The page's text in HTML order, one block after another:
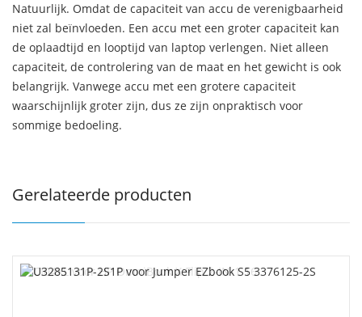
Natuurlijk. Omdat de capaciteit van accu de verenigbaarheid
niet zal beïnvloeden. Een accu met een groter capaciteit kan
de oplaadtijd en looptijd van laptop verlengen. Niet alleen
capaciteit, de controlering van de maat en het gewicht is ook
belangrijk. Vanwege accu met een grotere capaciteit
waarschijnlijk groter zijn, dus ze zijn onpraktisch voor
sommige bedoeling.
Gerelateerde producten